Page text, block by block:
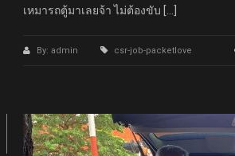
เหมารถตู้มาเลยจ้า ไม่ต้องขับ […]
By: admin csr-job-packetlove